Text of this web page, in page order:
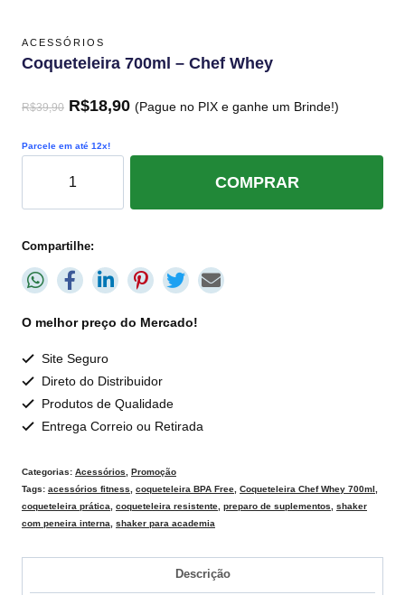
ACESSÓRIOS
Coqueteleira 700ml – Chef Whey
R$39,90 R$18,90 (Pague no PIX e ganhe um Brinde!)
Parcele em até 12x!
COMPRAR
Compartilhe:
O melhor preço do Mercado!
Site Seguro
Direto do Distribuidor
Produtos de Qualidade
Entrega Correio ou Retirada
Categorias: Acessórios
Promoção
Tags: acessórios fitness coqueteleira BPA Free Coqueteleira Chef Whey 700ml
coqueteleira prática
coqueteleira resistente preparo de suplementos
shaker
com peneira interna
shaker para academia
Descrição